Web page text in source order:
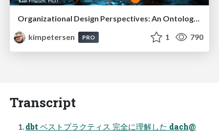
kimpetersen
PRO 1 790
Transcript
dbt ベストプラクティス 完全に理解した dach@